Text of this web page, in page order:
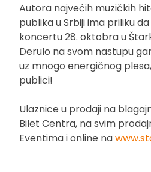
Autora najvećih muzičkih
publika u Srbiji ima priliku da
koncertu 28. oktobra u
Derulo na svom nastupu
uz mnogo energičnog
publici!
Ulaznice u prodaji na
Bilet Centra, na svim
Eventima i online na